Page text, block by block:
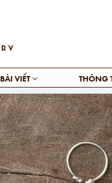
BÀI VIẾT THÔNG